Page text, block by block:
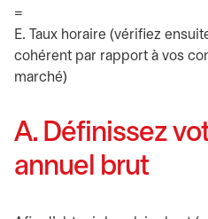
=
E. Taux horaire (vérifiez
cohérent par rapport à vos
marché)
A. Définissez
annuel brut